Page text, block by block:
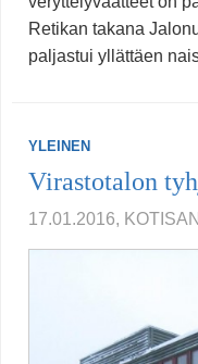
Retikan takana
paljastui yllättäen
YLEINEN
Virastotalon
17.01.2016,